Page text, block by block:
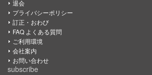
退会
プライバシーポリシー
訂正・おわび
FAQ よくある質問
ご利用環境
会社案内
お問い合わせ
subscribe